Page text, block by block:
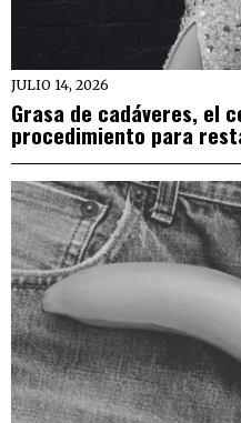
JULIO 14, 2026
Grasa de cadáveres, el
procedimiento para